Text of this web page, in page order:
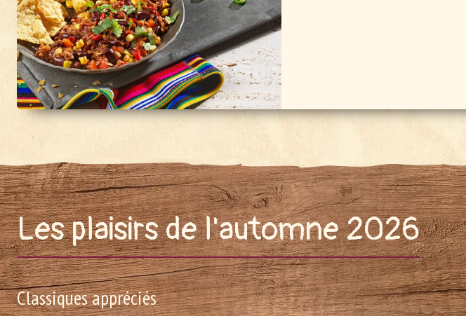
Les plaisirs de l'automne 2026
Classiques appréciés